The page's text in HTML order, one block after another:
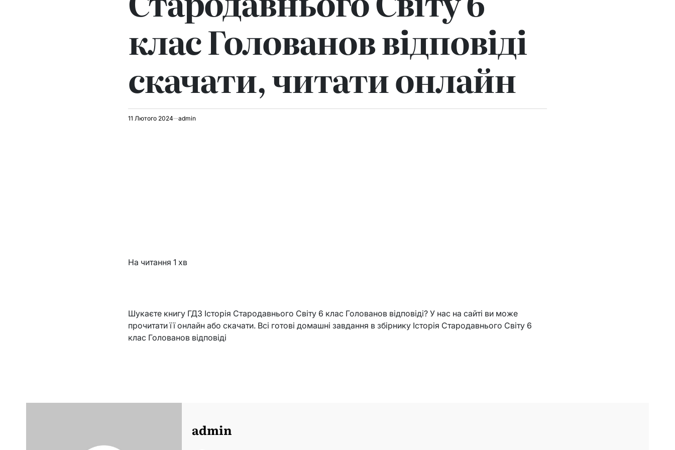
клас Голованов відповіді
скачати, читати онлайн
11 Лютого 2024 admin
На читання 1 хв
Шукаєте книгу ГДЗ Історія Стародавнього Свiту 6 клас Голованов відповіді? У нас на сайті ви може
прочитати її онлайн або скачати. Всі готові домашні завдання в збірнику Історія Стародавнього Свiту 6
клас Голованов відповіді
admin